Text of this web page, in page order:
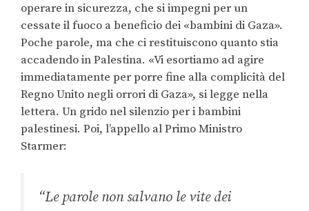
operare in sicurezza, che si impegni per un
cessate il fuoco a beneficio dei «bambini di Gaza».
Poche parole, ma che ci restituiscono quanto stia
accadendo in Palestina. «Vi esortiamo ad agire
immediatamente per porre fine alla complicità del
Regno Unito negli orrori di Gaza», si legge nella
lettera. Un grido nel silenzio per i bambini
palestinesi. Poi, l’appello al Primo Ministro
Starmer:
“Le parole non salvano le vite dei